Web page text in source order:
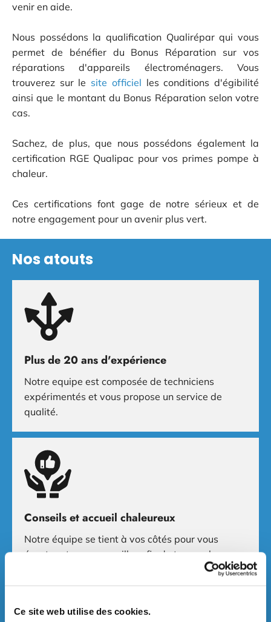
Ce site web utilise des cookies.
venir en aide.
Nous possédons la qualification Qualirépar qui vous
permet de bénéfier du Bonus Réparation sur vos
réparations d'appareils électroménagers. Vous
trouverez sur le site officiel les conditions d'égibilité
ainsi que le montant du Bonus Réparation selon votre
cas.
Sachez, de plus, que nous possédons également la
certification RGE Qualipac pour vos primes pompe à
chaleur.
Ces certifications font gage de notre sérieux et de
notre engagement pour un avenir plus vert.
Nos atouts
Plus de 20 ans d'expérience
Notre equipe est composée de techniciens
expérimentés et vous propose un service de
qualité.
Conseils et accueil chaleureux
Notre équipe se tient à vos côtés pour vous
écouter et vous conseiller afin de trouver les